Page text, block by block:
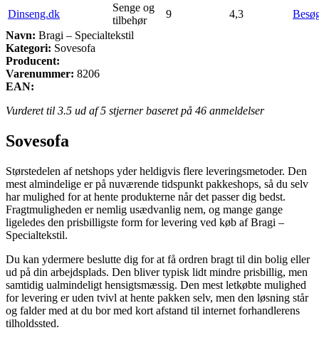
Dinseng.dk
Senge og
tilbehør
9 4,3
Navn: Bragi – Specialtekstil
Kategori: Sovesofa
Producent:
Varenummer: 8206
EAN:
Vurderet til 3.5 ud af 5 stjerner baseret på 46 anmeldelser
Sovesofa
Størstedelen af netshops yder heldigvis flere leveringsmetoder. Den
mest almindelige er på nuværende tidspunkt pakkeshops, så du selv
har mulighed for at hente produkterne når det passer dig bedst.
Fragtmuligheden er nemlig usædvanlig nem, og mange gange
ligeledes den prisbilligste form for levering ved køb af Bragi –
Specialtekstil.
Du kan ydermere beslutte dig for at få ordren bragt til din bolig eller
ud på din arbejdsplads. Den bliver typisk lidt mindre prisbillig, men
samtidig ualmindeligt hensigtsmæssig. Den mest letkøbte mulighed
for levering er uden tvivl at hente pakken selv, men den løsning står
og falder med at du bor med kort afstand til internet forhandlerens
tilholdssted.